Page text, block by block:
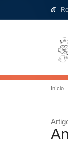
Início